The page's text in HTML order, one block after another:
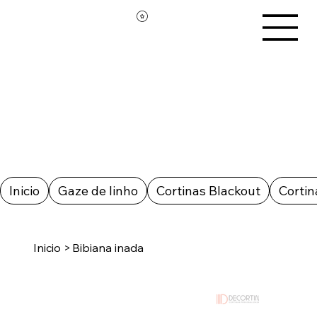
Inicio Gaze de linho Cortinas Blackout
Inicio > Bibiana inada